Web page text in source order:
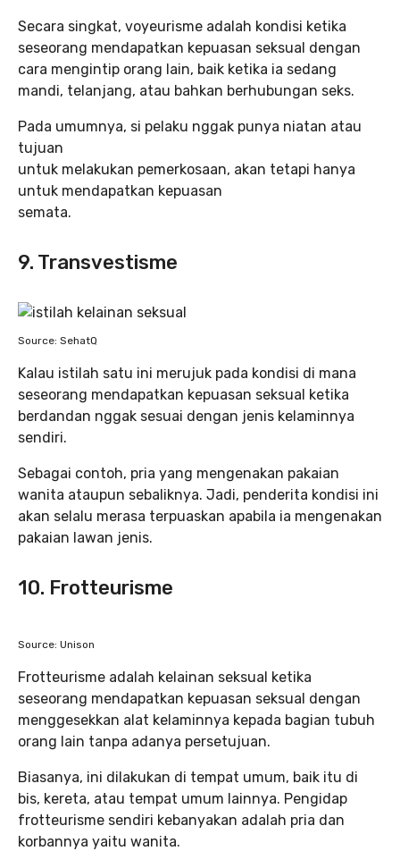
Secara singkat, voyeurisme adalah kondisi ketika
seseorang mendapatkan kepuasan seksual dengan
cara mengintip orang lain, baik ketika ia sedang
mandi, telanjang, atau bahkan berhubungan seks.
Pada umumnya, si pelaku nggak punya niatan atau
tujuan
untuk melakukan pemerkosaan, akan tetapi hanya
untuk mendapatkan kepuasan
semata.
9. Transvestisme
Source: SehatQ
Kalau istilah satu ini merujuk pada kondisi di mana
seseorang mendapatkan kepuasan seksual ketika
berdandan nggak sesuai dengan jenis kelaminnya
sendiri.
Sebagai contoh, pria yang mengenakan pakaian
wanita ataupun sebaliknya. Jadi, penderita kondisi ini
akan selalu merasa terpuaskan apabila ia mengenakan
pakaian lawan jenis.
10. Frotteurisme
Source: Unison
Frotteurisme adalah kelainan seksual ketika
seseorang mendapatkan kepuasan seksual dengan
menggesekkan alat kelaminnya kepada bagian tubuh
orang lain tanpa adanya persetujuan.
Biasanya, ini dilakukan di tempat umum, baik itu di
bis, kereta, atau tempat umum lainnya. Pengidap
frotteurisme sendiri kebanyakan adalah pria dan
korbannya yaitu wanita.